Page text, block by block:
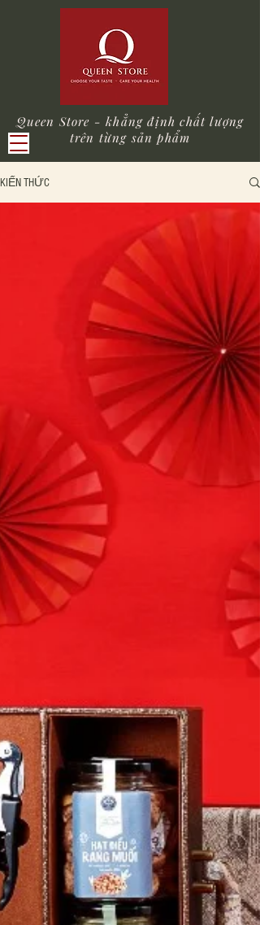
Queen Store - khẳng định chất lượng
trên từng sản phẩm
KIẾN THỨC